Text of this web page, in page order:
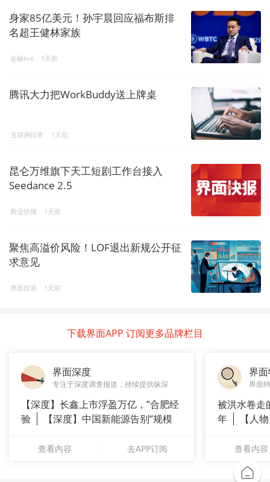
身家85亿美元！孙宇晨回应福布斯排
名超王健林家族
金融live 1天前
腾讯大力把WorkBuddy送上牌桌
互联网日常 1天前
昆仑万维旗下天工短剧工作台接入
Seedance 2.5
商业快报 1天前
聚焦高溢价风险！LOF退出新规公开征
求意见
界面投资 1天前
下载界面APP 订阅更多品牌栏目
界面深度
专注于深度调查报道，持续提供纵深
【深度】长鑫上市浮盈万亿，“合肥经
验
【深度】中国新能源告别“规模
查看内容 去APP订阅
界
界面
被洪水卷走
年
【人
查看内容